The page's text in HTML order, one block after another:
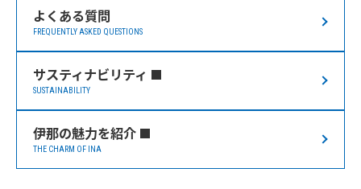
よくある質問
FREQUENTLY ASKED QUESTIONS
サスティナビリティ
SUSTAINABILITY
伊那の魅力を紹介
THE CHARM OF INA